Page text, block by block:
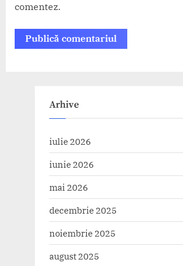
comentez.
Arhive
iulie 2026
iunie 2026
mai 2026
decembrie 2025
noiembrie 2025
august 2025